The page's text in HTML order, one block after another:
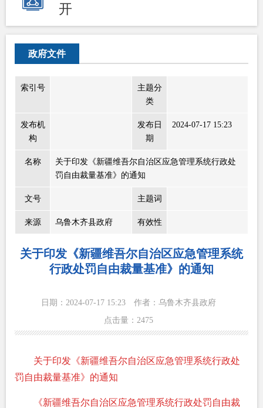
开
政府文件
索引号
主题分
类
发布机
构
发布日
期
2024-07-17 15:23
名称
关于印发《新疆维吾尔自治区应急管理系统行政处
罚自由裁量基准》的通知
文号 主题词
来源 乌鲁木齐县政府 有效性
关于印发《新疆维吾尔自治区应急管理系统
行政处罚自由裁量基准》的通知
日期：2024-07-17 15:23
作者：乌鲁木齐县政府
点击量： 2475
关于印发《新疆维吾尔自治区应急管理系统行政处
罚自由裁量基准》的通知
《新疆维吾尔自治区应急管理系统行政处罚自由裁